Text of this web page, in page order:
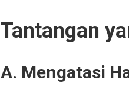
Tantangan
A. Mengatasi